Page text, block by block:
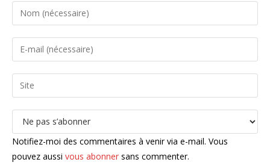
Enter
your
name
comment
Enter
your
email
address
comment
Saisir
l’URL
de
votre
site
(facultatif)
Notifiez-moi des commentaires à venir via e-mail. Vous
pouvez aussi vous abonner sans commenter.